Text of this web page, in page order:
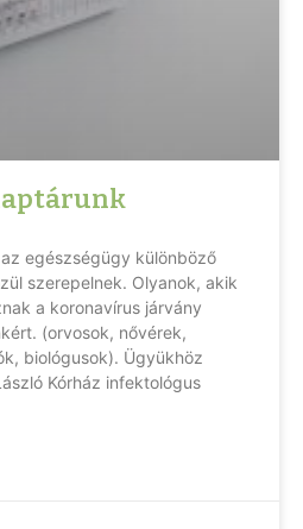
egészségügy különböző
szerepelnek. Olyanok, akik
a koronavírus járvány
(orvosok, nővérek,
biológusok). Ügyükhöz
Kórház infektológus